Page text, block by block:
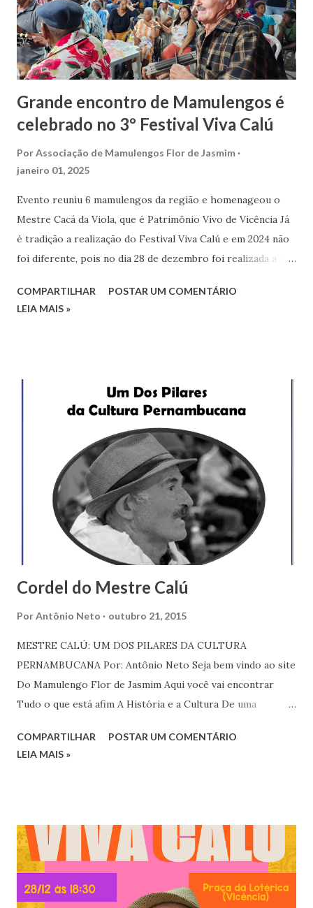
o Engole Cobra, Cavalo Marinho, Pisa Pilão, Maracatu, Adão
e Eva, entre outros bonecos. O próximo espetáculo será no
dia 23 de agosto, no Festival Pernambuco M...
Grande encontro de Mamulengos é
celebrado no 3º Festival Viva Calú
PorAssociação de Mamulengos Flor de Jasmim
janeiro 01, 2025
Evento reuniu 6 mamulengos da região e homenageou o
Mestre Cacá da Viola, que é Patrimônio Vivo de Vicência Já
é tradição a realização do Festival Viva Calú e em 2024 não
foi diferente, pois no dia 28 de dezembro foi realizada a 3ª
(Foto: Produtora Áurea) Realizado pela Associação de
coprodução da Inova Comunicação. Grid com a Produção do
Festival Viva Calú (Foto: Produtora Áurea) Nesta edição, o
grande homenageado foi o Mestre Cacá da Viola, um
violeiro de mais de 60 anos de experiência que recebeu em
2022 o título de Patrimônio Vivo de Vicência. Mestre Cacá
recebe placa do agente cultural Jr de Cai (Foto: Produtora
Áurea) Cacá fez uma apresentação cantando a sua história e
recebeu uma placa referente à homenagem. Apr...
COMPARTILHAR
POSTAR UM COMENTÁRIO
LEIA MAIS »
Cordel do Mestre Calú
PorAntônio Neto outubro 21, 2015
MESTRE CALÚ: UM DOS PILARES DA CULTURA
PERNAMBUCANA Por: Antônio Neto Seja bem vindo ao site
Do Mamulengo Flor de Jasmim Aqui você vai encontrar
Tudo o que está afim A História e a Cultura De uma
Calú Nasceu na cidade de Vicência Em uma família humilde
ele aprendeu Muito do conhecimento seu Da arte que hoje
ele faz. Calú tinha 12 anos Quando o pai deixou de brincar O
pra ele mesmo Um dia terei meu brinquedo Que aprendi a
COMPARTILHAR
POSTAR UM COMENTÁRIO
LEIA MAIS »